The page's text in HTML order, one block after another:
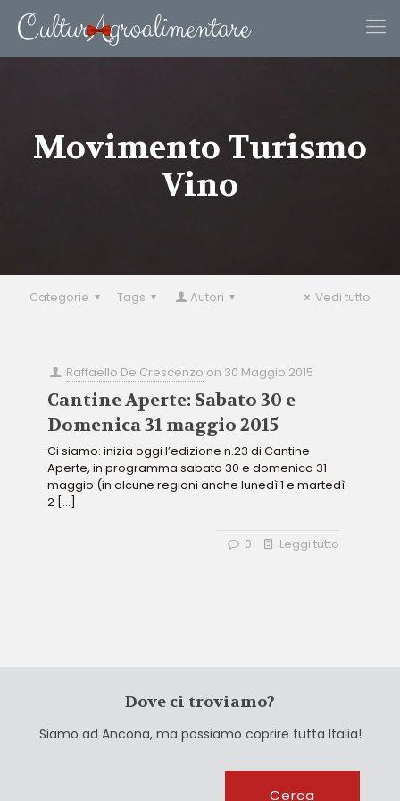
Movimento Turismo
Vino
Categorie Tags Autori Vedi tutto
Raffaello De Crescenzo on 30 Maggio 2015
Cantine Aperte: Sabato 30 e
Domenica 31 maggio 2015
Ci siamo: inizia oggi l’edizione n.23 di Cantine
Aperte, in programma sabato 30 e domenica 31
maggio (in alcune regioni anche lunedì 1 e martedì
2 […]
0 Leggi tutto
Dove ci troviamo?
Siamo ad Ancona, ma possiamo coprire tutta Italia!
Cerca